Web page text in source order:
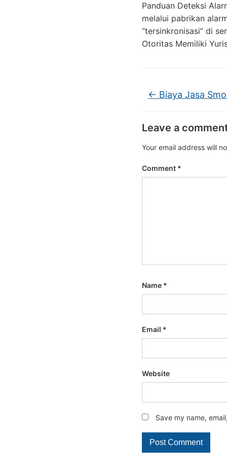
Panduan Deteksi
melalui pabrikan
“tersinkronisasi” di
Otoritas Memiliki
← Biaya Jasa
Leave a
Your email address will
Comment *
Name *
Email *
Website
Save my name,